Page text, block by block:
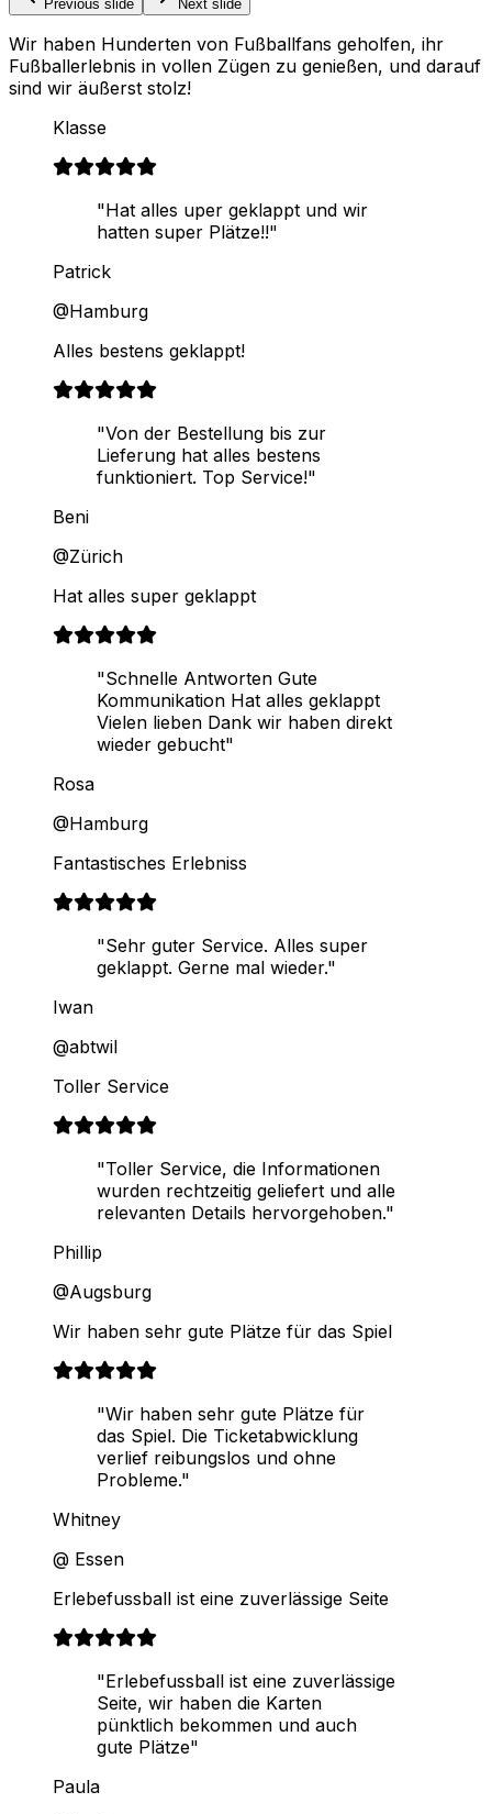
Previous slide Next slide
Wir haben Hunderten von Fußballfans geholfen, ihr
Fußballerlebnis in vollen Zügen zu genießen, und darauf
sind wir äußerst stolz!
Klasse
"Hat alles uper geklappt und wir
hatten super Plätze!!"
Patrick
@Hamburg
Alles bestens geklappt!
"Von der Bestellung bis zur
Lieferung hat alles bestens
funktioniert. Top Service!"
Beni
@Zürich
Hat alles super geklappt
"Schnelle Antworten Gute
Kommunikation Hat alles geklappt
Vielen lieben Dank wir haben direkt
wieder gebucht"
Rosa
@Hamburg
Fantastisches Erlebniss
"Sehr guter Service. Alles super
geklappt. Gerne mal wieder."
Iwan
@abtwil
Toller Service
"Toller Service, die Informationen
wurden rechtzeitig geliefert und alle
relevanten Details hervorgehoben."
Phillip
@Augsburg
Wir haben sehr gute Plätze für das Spiel
"Wir haben sehr gute Plätze für
das Spiel. Die Ticketabwicklung
verlief reibungslos und ohne
Probleme."
Whitney
@ Essen
Erlebefussball ist eine zuverlässige Seite
"Erlebefussball ist eine zuverlässige
Seite, wir haben die Karten
pünktlich bekommen und auch
gute Plätze"
Paula